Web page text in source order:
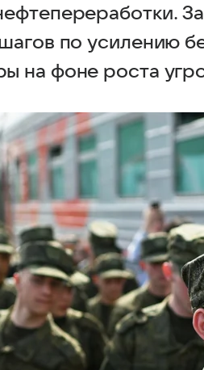
по усилению
на фоне роста